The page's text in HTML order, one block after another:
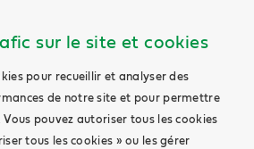
sur le site et cookies
pour recueillir et analyser des
de notre site et pour permettre
pouvez autoriser tous les cookies
tous les cookies » ou les gérer